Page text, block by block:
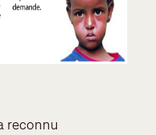
reconnu